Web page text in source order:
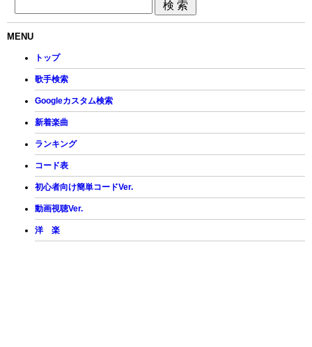
MENU
トップ
歌手検索
Googleカスタム検索
新着楽曲
ランキング
コード表
初心者向け簡単コードVer.
動画視聴Ver.
洋 楽